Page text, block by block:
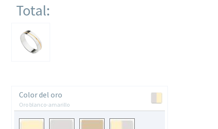
Anillos
Pendientes
Sobre nosotros
Color del oro
Oro blanco-amarillo
Total:
0 €